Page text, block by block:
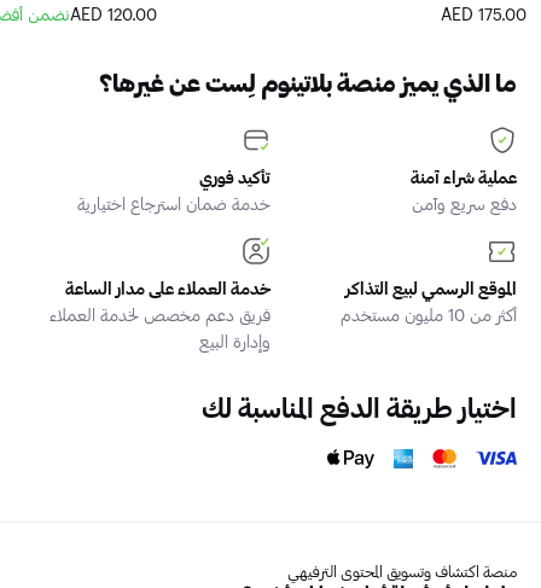
175.00 AED
120.00 AED
نضمن
ما الذي يميز منصة بلاتينوم لِست عن غيرها؟
عملية شراء آمنة
دفع سريع وآمن
تأكيد فوري
خدمة ضمان استرجاع اختيارية
الموقع الرسمي لبيع التذاكر
أكثر من 10 مليون مستخدم
خدمة العملاء على مدار الساعة
فريق دعم مخصص لخدمة العملاء
وإدارة البيع
اختيار طريقة الدفع المناسبة لك
منصة اكتشاف وتسويق المحتوى الترفيهي